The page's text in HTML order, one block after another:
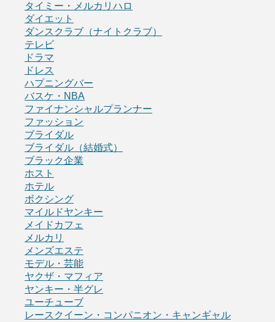
タイミー・メルカリハロ
ダイエット
ダンスクラブ（ナイトクラブ）
テレビ
ドラマ
ドレス
ハプニングバー
バスケ・NBA
ファイナンシャルプランナー
ファッション
ブライダル
ブライダル（結婚式）
ブラック企業
ホスト
ホテル
ボクシング
マイルドヤンキー
メイドカフェ
メルカリ
メンズエステ
モデル・芸能
ヤクザ・マフィア
ヤンキー・半グレ
ユーチューブ
レースクイーン・コンパニオン・キャンギャル